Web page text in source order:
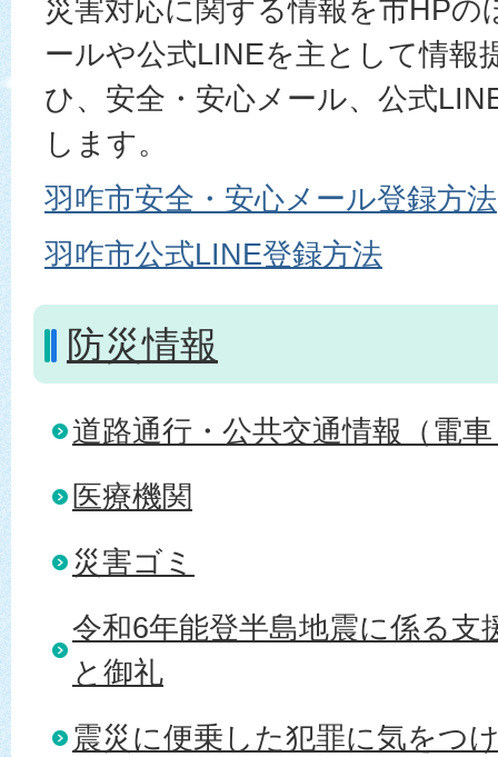
災害対応に関する情報を市HPの
ールや公式LINEを主として情報
ひ、安全・安心メール、公式
します。
羽咋市安全・安心メール登録方法
羽咋市公式LINE登録方法
防災情報
道路通行・公共交通情報（電
医療機関
災害ゴミ
令和6年能登半島地震に係る支
と御礼
震災に便乗した犯罪に気をつ